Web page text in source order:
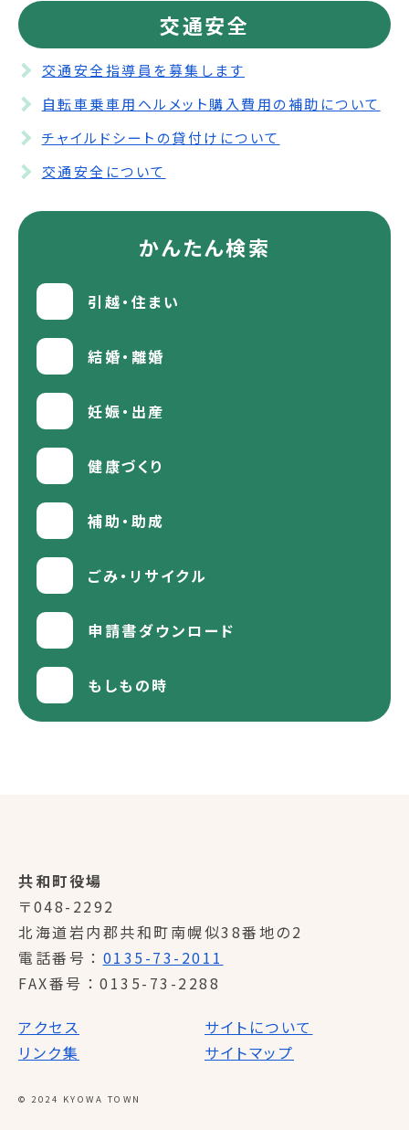
交通安全
交通安全指導員を募集します
自転車乗車用ヘルメット購入費用の補助について
チャイルドシートの貸付けについて
交通安全について
かんたん検索
引越・住まい
結婚・離婚
妊娠・出産
健康づくり
補助・助成
ごみ・リサイクル
申請書ダウンロード
もしもの時
共和町役場
〒048-2292
北海道岩内郡共和町南幌似38番地の2
電話番号
0135-73-2011
FAX番号
0135-73-2288
アクセス
サイトについて
リンク集
サイトマップ
© 2024 KYOWA TOWN